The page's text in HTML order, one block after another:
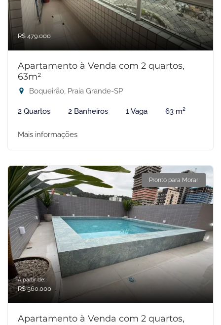
R$ 479.000
Apartamento à Venda com 2 quartos,
63m²
Boqueirão, Praia Grande-SP
2 Quartos 2 Banheiros 1 Vaga 63 m²
Mais informações
Pronto para Morar
A partir de:
R$ 560.000
Apartamento à Venda com 2 quartos,